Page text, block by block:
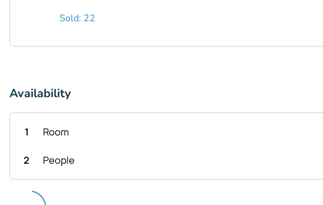
Sold: 22
Availability
1 Room
2 People